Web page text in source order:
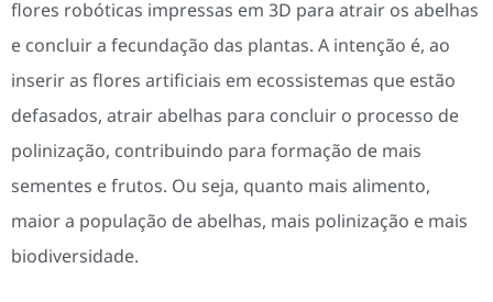
flores robóticas impressas em 3D para atrair os abelhas
e concluir a fecundação das plantas. A intenção é, ao
inserir as flores artificiais em ecossistemas que estão
defasados, atrair abelhas para concluir o processo de
polinização, contribuindo para formação de mais
sementes e frutos. Ou seja, quanto mais alimento,
maior a população de abelhas, mais polinização e mais
biodiversidade.